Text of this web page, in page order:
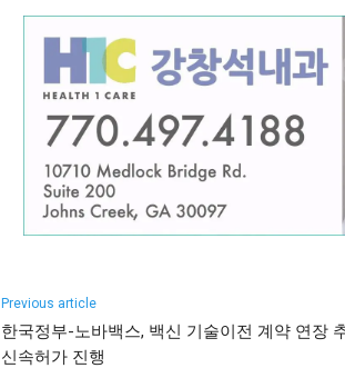
Previous article
한국정부-노바백스, 백신 기술이전 계약 연장
신속허가 진행